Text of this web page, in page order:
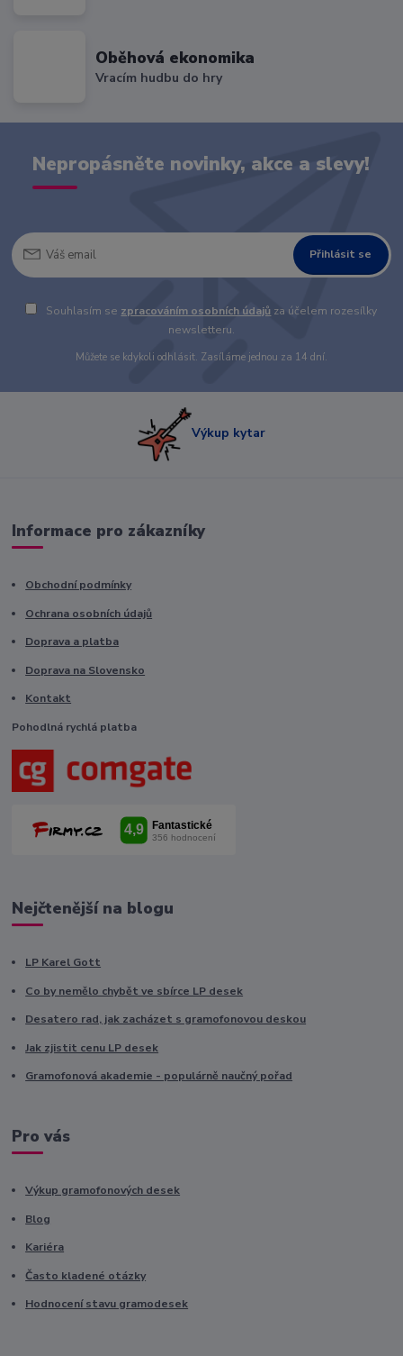
Oběhová ekonomika
Vracím hudbu do hry
Nepropásněte novinky, akce a slevy!
Přihlásit se
Souhlasím se zpracováním osobních údajů za účelem rozesílky
newsletteru.
Můžete se kdykoli odhlásit. Zasíláme jednou za 14 dní.
Výkup kytar
Informace pro zákazníky
Obchodní podmínky
Ochrana osobních údajů
Doprava a platba
Doprava na Slovensko
Kontakt
Pohodlná rychlá platba
Nejčtenější na blogu
LP Karel Gott
Co by nemělo chybět ve sbírce LP desek
Desatero rad, jak zacházet s gramofonovou deskou
Jak zjistit cenu LP desek
Gramofonová akademie - populárně naučný pořad
Pro vás
Výkup gramofonových desek
Blog
Kariéra
Často kladené otázky
Hodnocení stavu gramodesek